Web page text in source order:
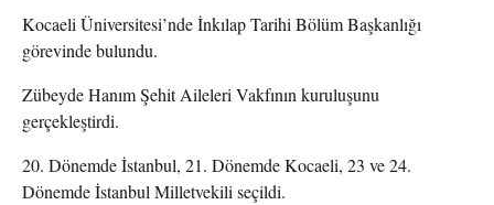
Kocaeli Üniversitesi’nde İnkılap Tarihi Bölüm Başkanlığı
görevinde bulundu.
Zübeyde Hanım Şehit Aileleri Vakfının kuruluşunu
gerçekleştirdi.
20. Dönemde İstanbul, 21. Dönemde Kocaeli, 23 ve 24.
Dönemde İstanbul Milletvekili seçildi.